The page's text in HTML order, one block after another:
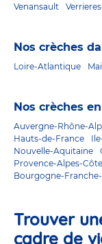
Venansault
Nos crèches
Loire-Atlantique
Nos crèches
Auvergne-Rhône-
Hauts-de-France
Nouvelle-Aquitaine
Provence-Alpes-
Bourgogne-
Trouver
cadre de